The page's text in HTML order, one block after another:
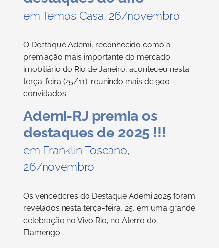
em Temos Casa, 26/novembro
O Destaque Ademi, reconhecido como a
premiação mais importante do mercado
imobiliário do Rio de Janeiro, aconteceu nesta
terça-feira (25/11), reunindo mais de 900
convidados
Ademi-RJ premia os
destaques de 2025 !!!
em Franklin Toscano,
26/novembro
Os vencedores do Destaque Ademi 2025 foram
revelados nesta terça-feira, 25, em uma grande
celebração no Vivo Rio, no Aterro do
Flamengo.